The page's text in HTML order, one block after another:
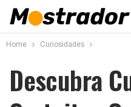
Home Curiosidades
Descubra